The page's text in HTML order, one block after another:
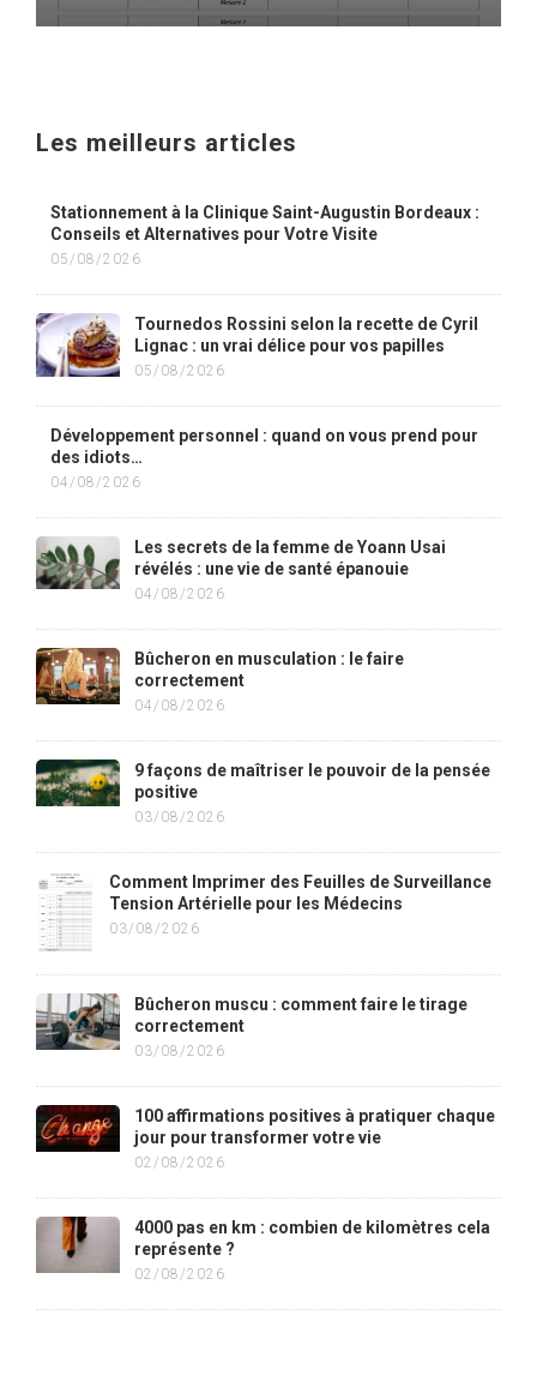
Les meilleurs articles
Stationnement à la Clinique Saint-Augustin Bordeaux :
Conseils et Alternatives pour Votre Visite
05/08/2026
Tournedos Rossini selon la recette de Cyril
Lignac : un vrai délice pour vos papilles
05/08/2026
Développement personnel : quand on vous prend pour
des idiots…
04/08/2026
Les secrets de la femme de Yoann Usai
révélés : une vie de santé épanouie
04/08/2026
Bûcheron en musculation : le faire
correctement
04/08/2026
9 façons de maîtriser le pouvoir de la pensée
positive
03/08/2026
Comment Imprimer des Feuilles de Surveillance
Tension Artérielle pour les Médecins
03/08/2026
Bûcheron muscu : comment faire le tirage
correctement
03/08/2026
100 affirmations positives à pratiquer chaque
jour pour transformer votre vie
02/08/2026
4000 pas en km : combien de kilomètres cela
représente ?
02/08/2026